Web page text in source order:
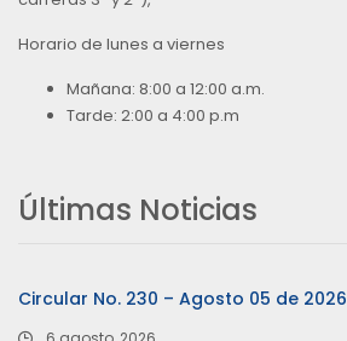
Horario de lunes a viernes
Mañana: 8:00 a 12:00 a.m.
Tarde: 2:00 a 4:00 p.m
Últimas Noticias
Circular No. 230 – Agosto 05 de 2026